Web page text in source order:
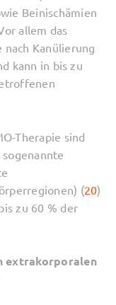
Beinischämien
allem das
Kanülierung
kann in bis zu
Therapie sind
sogenannte
(20)
zu 60 % der
extrakorporalen